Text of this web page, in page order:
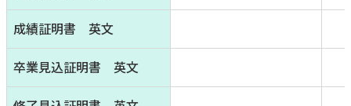
成績証明書 英文
卒業見込証明書 英文